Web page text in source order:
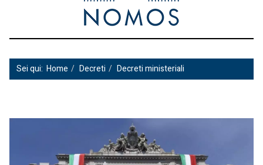
Sei qui: Home Decreti Decreti ministeriali